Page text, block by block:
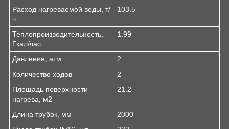
Расход нагреваемой воды, т/
ч
103.5
Теплопроизводительность,
Гкал/час
1.99
Давление, атм
2
Количество ходов
2
Площадь поверхности
нагрева, м2
21.2
Длина трубок, мм
2000